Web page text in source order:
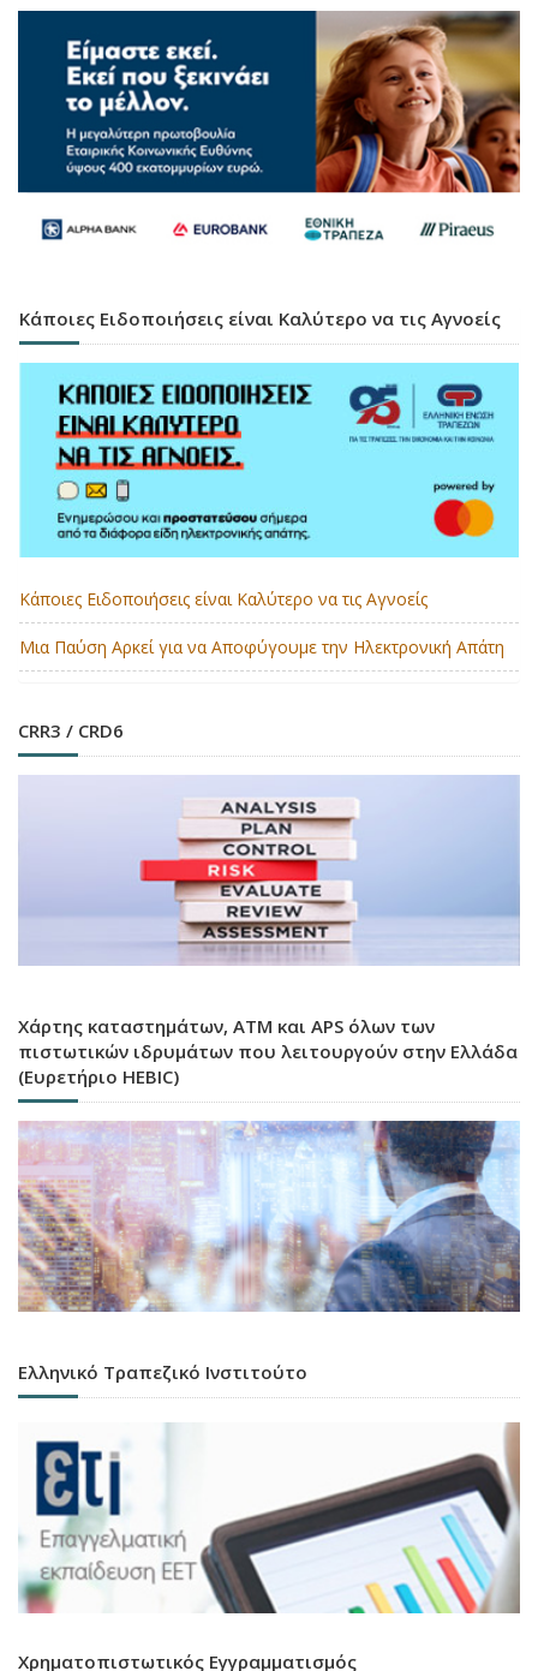
Κάποιες Ειδοποιήσεις είναι Καλύτερο να τις Αγνοείς
Κάποιες Ειδοποιήσεις είναι Καλύτερο να τις Αγνοείς
Μια Παύση Αρκεί για να Αποφύγουμε την Ηλεκτρονική Απάτη
CRR3 / CRD6
Χάρτης καταστημάτων, ATM και APS όλων των
πιστωτικών ιδρυμάτων που λειτουργούν στην Ελλάδα
(Ευρετήριο HEBIC)
Ελληνικό Τραπεζικό Ινστιτούτο
Χρηματοπιστωτικός Εγγραμματισμός